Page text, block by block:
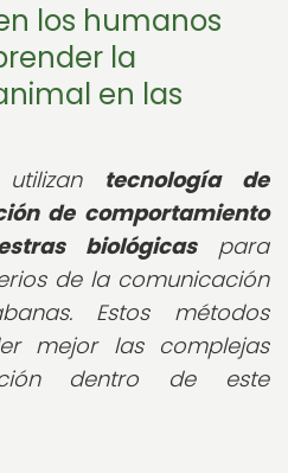
los humanos
la
en las
tecnología de
de comportamiento
biológicaspara
de la comunicación
Estos métodos
mejor las complejas
dentro de este